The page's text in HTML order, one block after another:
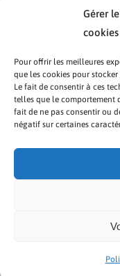
Gérer
cookies
Pour offrir les meilleures
que les cookies pour
Le fait de consentir à ces
telles que le comportement
fait de ne pas consentir ou
négatif sur certaines
Copyright ©